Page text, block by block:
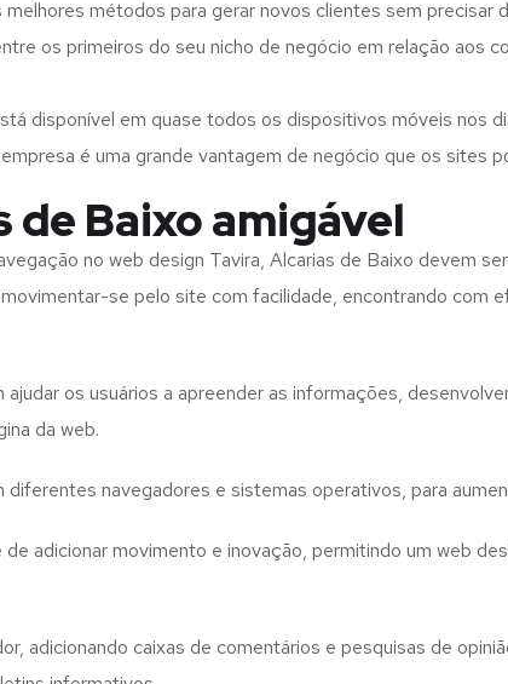
métodos para gerar novos clientes sem precisar
os primeiros do seu nicho de negócio em relação aos
disponível em quase todos os dispositivos móveis nos
é uma grande vantagem de negócio que os sites
de Baixo amigável
no web design Tavira, Alcarias de Baixo devem
se pelo site com facilidade, encontrando com
os usuários a apreender as informações,
da web.
navegadores e sistemas operativos, para
adicionar movimento e inovação, permitindo um web
adicionando caixas de comentários e pesquisas de